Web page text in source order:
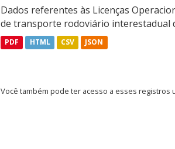
Dados referentes às Licenças
de transporte rodoviário interestadual
PDF HTML CSV JSON
Você também pode ter acesso a esses registros